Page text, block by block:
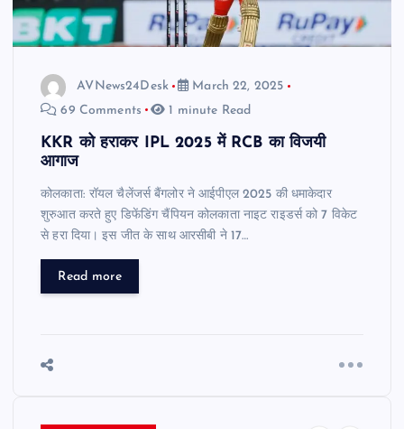
AVNews24Desk
March 22, 2025
69 Comments
1 minute Read
KKR को हराकर IPL 2025 में RCB का विजयी
आगाज
कोलकाता: रॉयल चैलेंजर्स बैंगलोर ने आईपीएल 2025 की धमाकेदार
शुरुआत करते हुए डिफेंडिंग चैंपियन कोलकाता नाइट राइडर्स को 7 विकेट
से हरा दिया। इस जीत के साथ आरसीबी ने 17…
Read more